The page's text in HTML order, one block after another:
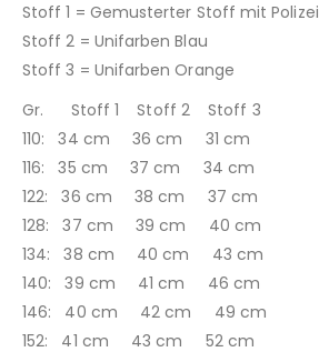
Stoff 1 = Gemusterter Stoff mit
Stoff 2 = Unifarben Blau
Stoff 3 = Unifarben Orange
Gr. Stoff 1 Stoff 2 Stoff 3
110: 34 cm 36 cm 31 cm
116: 35 cm 37 cm 34 cm
122: 36 cm 38 cm 37 cm
128: 37 cm 39 cm 40 cm
134: 38 cm 40 cm 43 cm
140: 39 cm 41 cm 46 cm
146: 40 cm 42 cm 49 cm
152: 41 cm 43 cm 52 cm